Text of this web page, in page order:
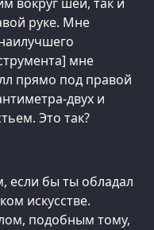
руке. Мне
мне
прямо под правой
двух и
Это так?
если бы ты обладал
искусстве.
подобным тому,